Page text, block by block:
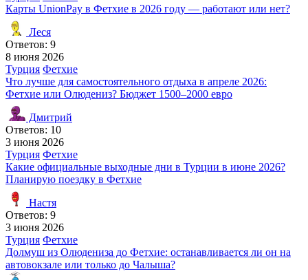
Карты UnionPay в Фетхие в 2026 году — работают или нет?
Леся
Ответов: 9
8 июня 2026
Турция Фетхие
Что лучше для самостоятельного отдыха в апреле 2026:
Фетхие или Олюдениз? Бюджет 1500–2000 евро
Дмитрий
Ответов: 10
3 июня 2026
Турция Фетхие
Какие официальные выходные дни в Турции в июне 2026?
Планирую поездку в Фетхие
Настя
Ответов: 9
3 июня 2026
Турция Фетхие
Долмуш из Олюдениза до Фетхие: останавливается ли он на
автовокзале или только до Чалыша?